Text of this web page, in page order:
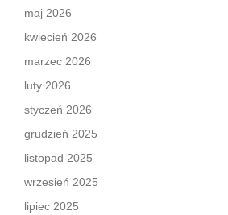
maj 2026
kwiecień 2026
marzec 2026
luty 2026
styczeń 2026
grudzień 2025
listopad 2025
wrzesień 2025
lipiec 2025